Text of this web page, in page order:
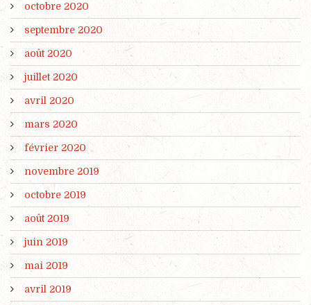
octobre 2020
septembre 2020
août 2020
juillet 2020
avril 2020
mars 2020
février 2020
novembre 2019
octobre 2019
août 2019
juin 2019
mai 2019
avril 2019